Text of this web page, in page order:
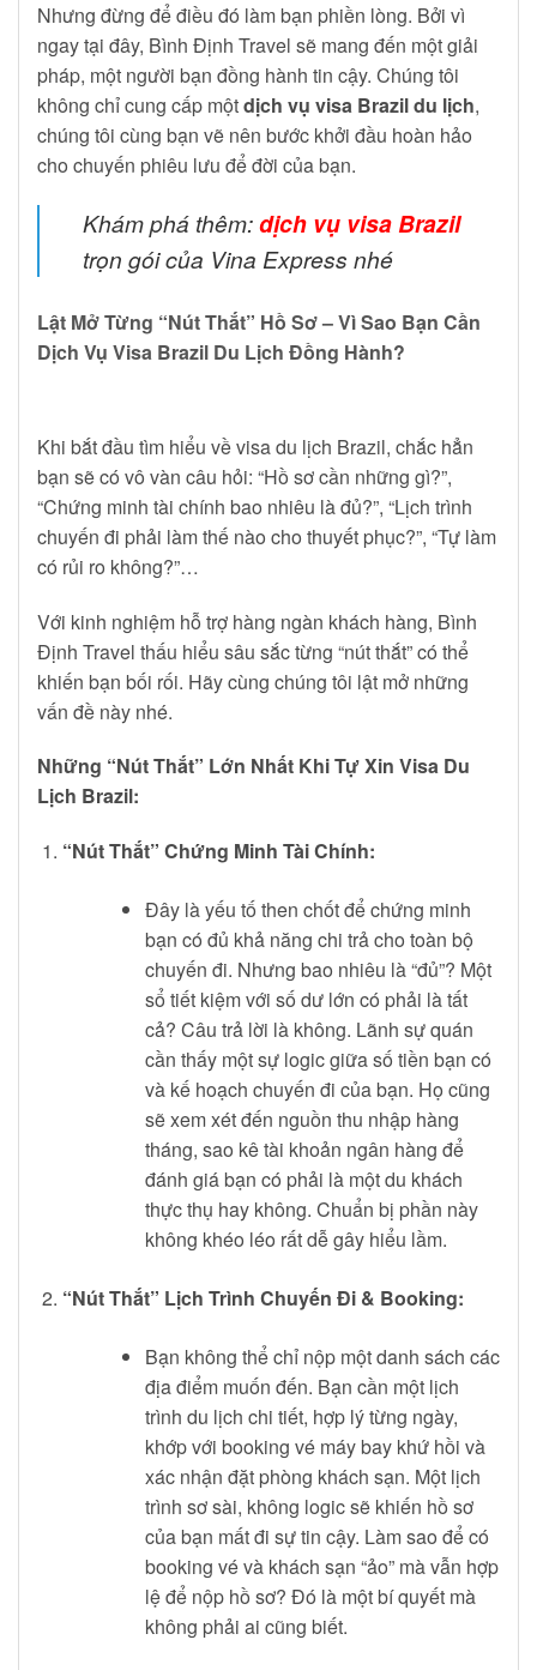
Nhưng đừng để điều đó làm bạn phiền lòng. Bởi vì
ngay tại đây, Bình Định Travel sẽ mang đến một giải
pháp, một người bạn đồng hành tin cậy. Chúng tôi
không chỉ cung cấp mộtdịch vụ visa Brazil du lịch,
chúng tôi cùng bạn vẽ nên bước khởi đầu hoàn hảo
cho chuyến phiêu lưu để đời của bạn.
Khám phá thêm:dịch vụ visa Brazil
trọn gói của Vina Express nhé
Lật Mở Từng “Nút Thắt” Hồ Sơ – Vì Sao Bạn Cần
Dịch Vụ Visa Brazil Du Lịch Đồng Hành?
Khi bắt đầu tìm hiểu về visa du lịch Brazil, chắc hẳn
bạn sẽ có vô vàn câu hỏi: “Hồ sơ cần những gì?”,
“Chứng minh tài chính bao nhiêu là đủ?”, “Lịch trình
chuyến đi phải làm thế nào cho thuyết phục?”, “Tự làm
có rủi ro không?”…
Với kinh nghiệm hỗ trợ hàng ngàn khách hàng, Bình
Định Travel thấu hiểu sâu sắc từng “nút thắt” có thể
khiến bạn bối rối. Hãy cùng chúng tôi lật mở những
vấn đề này nhé.
Những “Nút Thắt” Lớn Nhất Khi Tự Xin Visa Du
Lịch Brazil:
“Nút Thắt” Chứng Minh Tài Chính:
Đây là yếu tố then chốt để chứng minh
bạn có đủ khả năng chi trả cho toàn bộ
chuyến đi. Nhưng bao nhiêu là “đủ”? Một
sổ tiết kiệm với số dư lớn có phải là tất
cả? Câu trả lời là không. Lãnh sự quán
cần thấy một sự logic giữa số tiền bạn có
và kế hoạch chuyến đi của bạn. Họ cũng
sẽ xem xét đến nguồn thu nhập hàng
tháng, sao kê tài khoản ngân hàng để
đánh giá bạn có phải là một du khách
thực thụ hay không. Chuẩn bị phần này
không khéo léo rất dễ gây hiểu lầm.
“Nút Thắt” Lịch Trình Chuyến Đi & Booking:
Bạn không thể chỉ nộp một danh sách các
địa điểm muốn đến. Bạn cần một lịch
trình du lịch chi tiết, hợp lý từng ngày,
khớp với booking vé máy bay khứ hồi và
xác nhận đặt phòng khách sạn. Một lịch
trình sơ sài, không logic sẽ khiến hồ sơ
của bạn mất đi sự tin cậy. Làm sao để có
booking vé và khách sạn “ảo” mà vẫn hợp
lệ để nộp hồ sơ? Đó là một bí quyết mà
không phải ai cũng biết.